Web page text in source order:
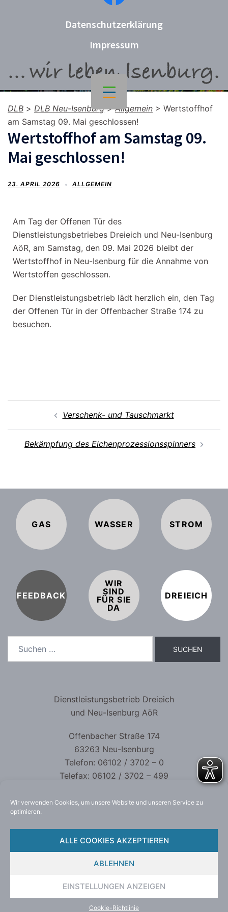
Wir verwenden Cookies, um unsere Website und unseren Service zu
optimieren.
ALLE COOKIES AKZEPTIEREN
ABLEHNEN
EINSTELLUNGEN ANZEIGEN
Cookie-Richtlinie
Datenschutzerklärung
Impressum
DLB > DLB Neu-Isenburg>Allgemein > Wertstoffhof
am Samstag 09. Mai geschlossen!
Wertstoffhof am Samstag 09.
Mai geschlossen!
23. APRIL 2026 ALLGEMEIN
Am Tag der Offenen Tür des
Dienstleistungsbetriebes Dreieich und Neu-Isenburg
AöR, am Samstag, den 09. Mai 2026 bleibt der
Wertstoffhof in Neu-Isenburg für die Annahme von
Wertstoffen geschlossen.
Der Dienstleistungsbetrieb lädt herzlich ein, den Tag
der Offenen Tür in der Offenbacher Straße 174 zu
besuchen.
Verschenk- und Tauschmarkt
Bekämpfung des Eichenprozessionsspinners
GAS WASSER STROM
FEEDBACK
WIR
SIND
FÜR SIE
DA
DREIEICH
Dienstleistungsbetrieb Dreieich
und Neu-Isenburg AöR
Offenbacher Straße 174
63263 Neu-Isenburg
Telefon: 06102 / 3702 – 0
Telefax: 06102 / 3702 – 499
Datenschutzerklärung